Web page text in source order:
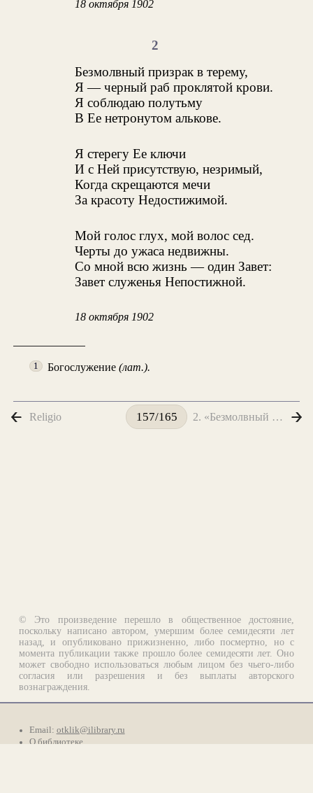
18 октября 1902
2
Безмолвный призрак в терему,
Я — черный раб проклятой крови.
Я соблюдаю полутьму
В Ее нетронутом алькове.
Я стерегу Ее ключи
И с Ней присутствую, незримый,
Когда скрещаются мечи
За красоту Недостижимой.
Мой голос глух, мой волос сед.
Черты до ужаса недвижны.
Со мной всю жизнь — один Завет:
Завет служенья Непостижной.
18 октября 1902
1 Богослужение(лат.).
Religio 157/165 2. «Безмолвный призрак в терему...»
© Это произведение перешло в общественное достояние,
поскольку написано автором, умершим более семидесяти лет
назад, и опубликовано прижизненно, либо посмертно, но с
момента публикации также прошло более семидесяти лет. Оно
может свободно использоваться любым лицом без чьего-либо
согласия или разрешения и без выплаты авторского
вознаграждения.
Email: otklik@ilibrary.ru
О библиотеке